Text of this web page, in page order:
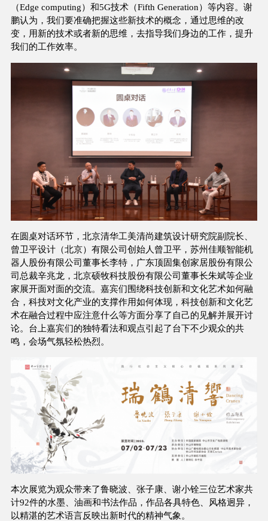
（Edge computing）和5G技术（Fifth Generation）等内容。谢
鹏认为，我们要准确把握这些新技术的概念，通过思维的改
变，用新的技术或者新的思维，去指导我们身边的工作，提升
我们的工作效率。
在圆桌对话环节，北京清华工美清尚建筑设计研究院副院长、
曾卫平设计（北京）有限公司创始人曾卫平，苏州佳顺智能机
器人股份有限公司董事长李特，广东顶固集创家居股份有限公
司总裁辛兆龙，北京硕牧科技股份有限公司董事长朱斌等企业
家展开面对面的交流。嘉宾们围绕科技创新和文化艺术如何融
合，科技对文化产业的支撑作用如何体现，科技创新和文化艺
术在融合过程中应注意什么等方面分享了自己的见解并展开讨
论。台上嘉宾们的独特看法和观点引起了台下不少观众的共
鸣，会场气氛轻松热烈。
本次展览为观众带来了鲁晓波、张子康、谢小铨三位艺术家共
计92件的水墨、油画和书法作品，作品各具特色、风格迥异，
以精湛的艺术语言反映出新时代的精神气象。